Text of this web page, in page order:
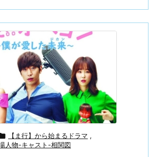
【ま行】から始まるドラマ ,
人物-キャスト-相関図